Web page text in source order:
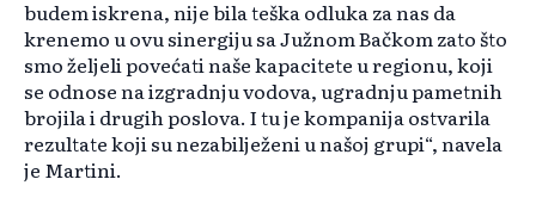
budem iskrena, nije bila teška odluka za nas da
krenemo u ovu sinergiju sa Južnom Bačkom zato što
smo željeli povećati naše kapacitete u regionu, koji
se odnose na izgradnju vodova, ugradnju pametnih
brojila i drugih poslova. I tu je kompanija ostvarila
rezultate koji su nezabilježeni u našoj grupi“, navela
je Martini.